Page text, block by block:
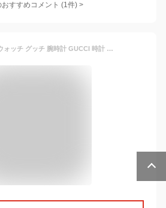
すすめコメント (1件) >
【ペア価格】ペアウォッチ グッチ 腕時計 GUCCI 時計 シンク SYNC メンズ レディース 男性 女性 セット 人気 ブランド レッド 赤 派手 おしゃれ ラバー ベルト 恋人 カップル ペア ペアルック おそろい 彼女 彼氏 夫婦 結婚 記念日 誕生日 プレゼント ギフト【watchbeauty3】